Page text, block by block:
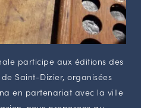
participe aux éditions des
Saint-Dizier, organisées
en partenariat avec la ville